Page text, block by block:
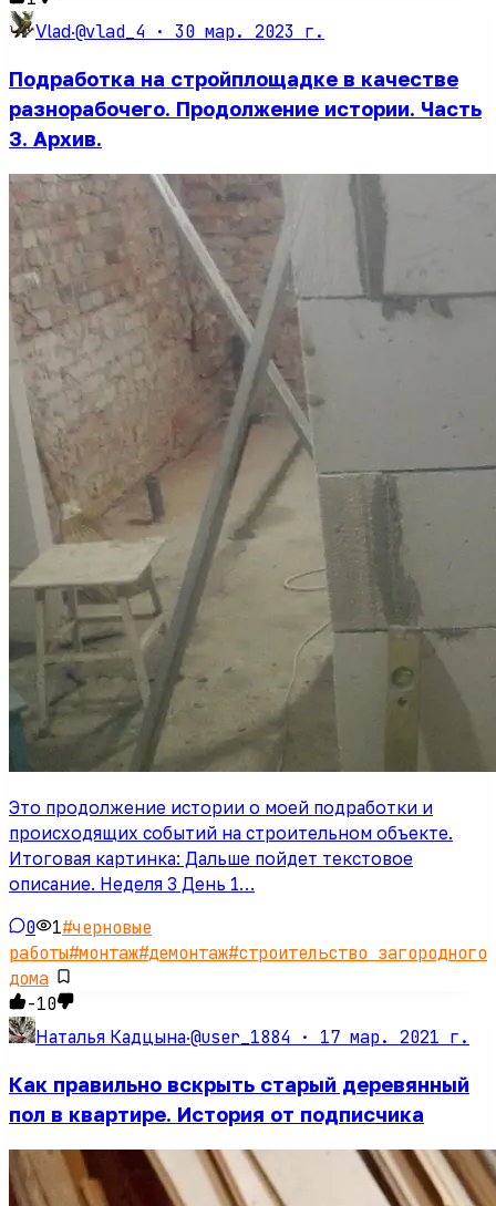
Vlad·@vlad_4 · 30 мар. 2023 г.
Подработка на стройплощадке в качестве
разнорабочего. Продолжение истории. Часть
3. Архив.
Это продолжение истории о моей подработки и
происходящих событий на строительном объекте.
Итоговая картинка: Дальше пойдет текстовое
описание. Неделя 3 День 1…
0 1#черновые
работы#монтаж#демонтаж#строительство загородного
дома
-10
Наталья Кадцына·@user_1884 · 17 мар. 2021 г.
Как правильно вскрыть старый деревянный
пол в квартире. История от подписчика